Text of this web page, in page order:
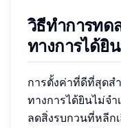
วิธีทำการทด
ทางการได้ยิ
การตั้งค่าที่ดีที่สุดส
ทางการได้ยินไม่จ
ลดสิ่งรบกวนที่หลีก